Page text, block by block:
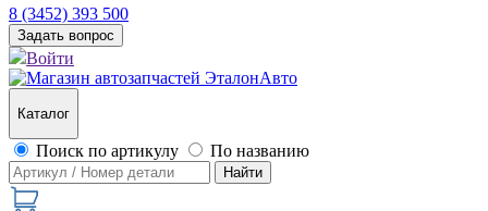
8 (3452) 393 500
Задать вопрос
Войти
Каталог
Поиск по артикулу По названию
Найти